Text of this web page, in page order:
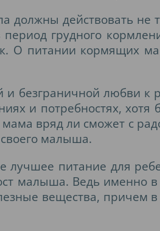
должны действовать не
грудного
О питании кормящих
и безграничной любви к
и потребностях,
вряд ли сможет с
малыша.
лучшее питание для
малыша. Ведь именно
вещества, причем